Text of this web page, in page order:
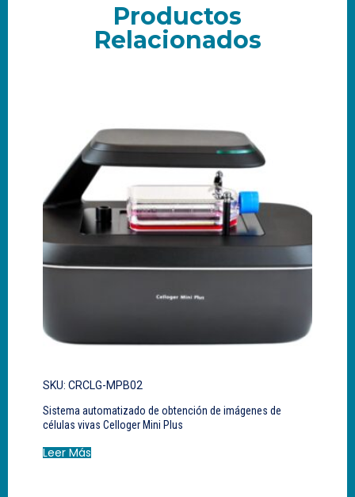
Productos
Relacionados
SKU: CRCLG-MPB02
Sistema automatizado de obtención de imágenes de
células vivas Celloger Mini Plus
Leer Más